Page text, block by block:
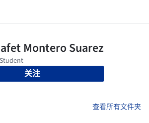
关注
查看所有文件夹